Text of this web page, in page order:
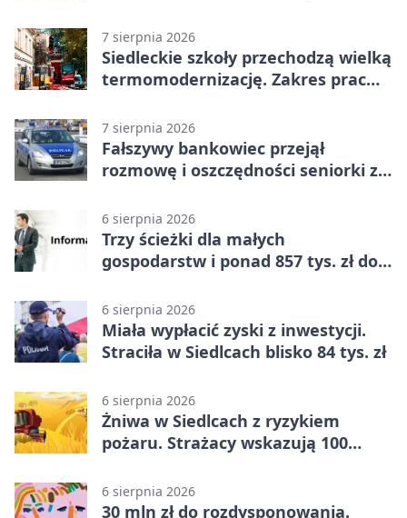
7 sierpnia 2026
Siedleckie szkoły przechodzą wielką
termomodernizację. Zakres prac
7 sierpnia 2026
Fałszywy bankowiec przejął
rozmowę i oszczędności seniorki z
6 sierpnia 2026
Trzy ścieżki dla małych
gospodarstw i ponad 857 tys. zł do
6 sierpnia 2026
Miała wypłacić zyski z inwestycji.
Straciła w Siedlcach blisko 84 tys. zł
6 sierpnia 2026
Żniwa w Siedlcach z ryzykiem
pożaru. Strażacy wskazują 100
6 sierpnia 2026
30 mln zł do rozdysponowania.